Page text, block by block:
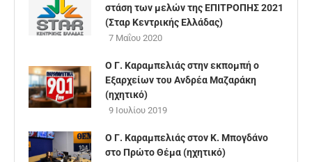
στάση των μελών της ΕΠΙΤΡΟΠΗΣ 2021
(Σταρ Κεντρικής Ελλάδας)
7 Μαΐου 2020
Ο Γ. Καραμπελιάς στην εκπομπή ο
Εξαρχείων του Ανδρέα Μαζαράκη
(ηχητικό)
9 Ιουλίου 2019
Ο Γ. Καραμπελιάς στον Κ. Μπογδάνο
στο Πρώτο Θέμα (ηχητικό)